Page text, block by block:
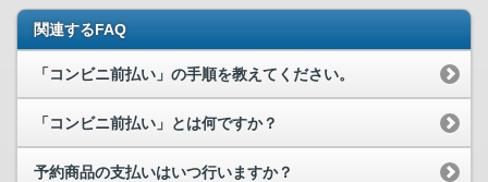
関連するFAQ
「コンビニ前払い」の手順を教えてください。
「コンビニ前払い」とは何ですか？
予約商品の支払いはいつ行いますか？